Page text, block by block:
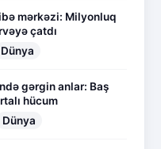
mərkəzi: Milyonluq
çatdı
Dünya
gərgin anlar: Baş
hücum
Dünya